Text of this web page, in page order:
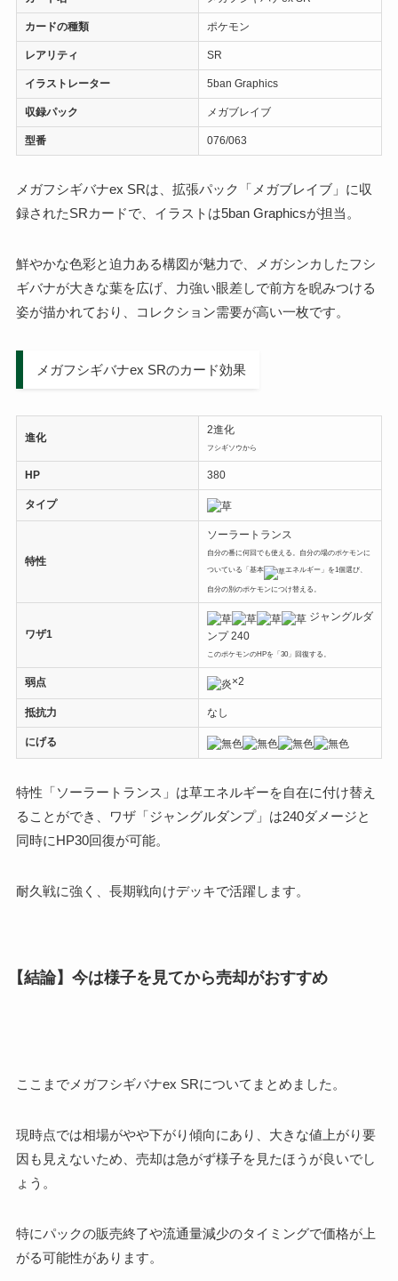
カードの種類 ポケモン
レアリティ SR
イラストレーター 5ban Graphics
収録パック メガブレイブ
型番 076/063
メガフシギバナex SRは、拡張パック「メガブレイブ」に収
録されたSRカードで、イラストは5ban Graphicsが担当。
鮮やかな色彩と迫力ある構図が魅力で、メガシンカしたフシ
ギバナが大きな葉を広げ、力強い眼差しで前方を睨みつける
姿が描かれており、コレクション需要が高い一枚です。
メガフシギバナex SRのカード効果
進化
2進化
フシギソウから
HP 380
タイプ
特性
ソーラートランス
自分の番に何回でも使える。自分の場のポケモンに
ついている「基本
エネルギー」を1個選び、
自分の別のポケモンにつけ替える。
ワザ1
ジャングルダ
ンプ 240
このポケモンのHPを「30」回復する。
弱点 ×2
抵抗力 なし
にげる
特性「ソーラートランス」は草エネルギーを自在に付け替え
ることができ、ワザ「ジャングルダンプ」は240ダメージと
同時にHP30回復が可能。
耐久戦に強く、長期戦向けデッキで活躍します。
【結論】今は様子を見てから売却がおすすめ
ここまでメガフシギバナex SRについてまとめました。
現時点では相場がやや下がり傾向にあり、大きな値上がり要
因も見えないため、売却は急がず様子を見たほうが良いでし
ょう。
特にパックの販売終了や流通量減少のタイミングで価格が上
がる可能性があります。